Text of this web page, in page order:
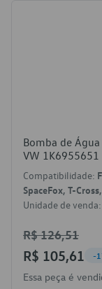
Bomba de
VW 1K6955651
Compatibilidade:
SpaceFox, T-
Unidade de venda:
R$ 126,51
R$ 105,61 -
Essa peça é